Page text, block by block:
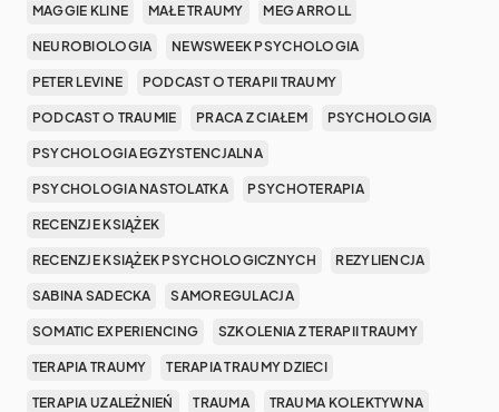
MAGGIE KLINE MAŁE TRAUMY MEG ARROLL
NEUROBIOLOGIA NEWSWEEK PSYCHOLOGIA
PETER LEVINE PODCAST O TERAPII TRAUMY
PODCAST O TRAUMIE PRACA Z CIAŁEM PSYCHOLOGIA
PSYCHOLOGIA EGZYSTENCJALNA
PSYCHOLOGIA NASTOLATKA PSYCHOTERAPIA
RECENZJE KSIĄŻEK
RECENZJE KSIĄŻEK PSYCHOLOGICZNYCH REZYLIENCJA
SABINA SADECKA SAMOREGULACJA
SOMATIC EXPERIENCING SZKOLENIA Z TERAPII TRAUMY
TERAPIA TRAUMY TERAPIA TRAUMY DZIECI
TERAPIA UZALEŻNIEŃ TRAUMA TRAUMA KOLEKTYWNA